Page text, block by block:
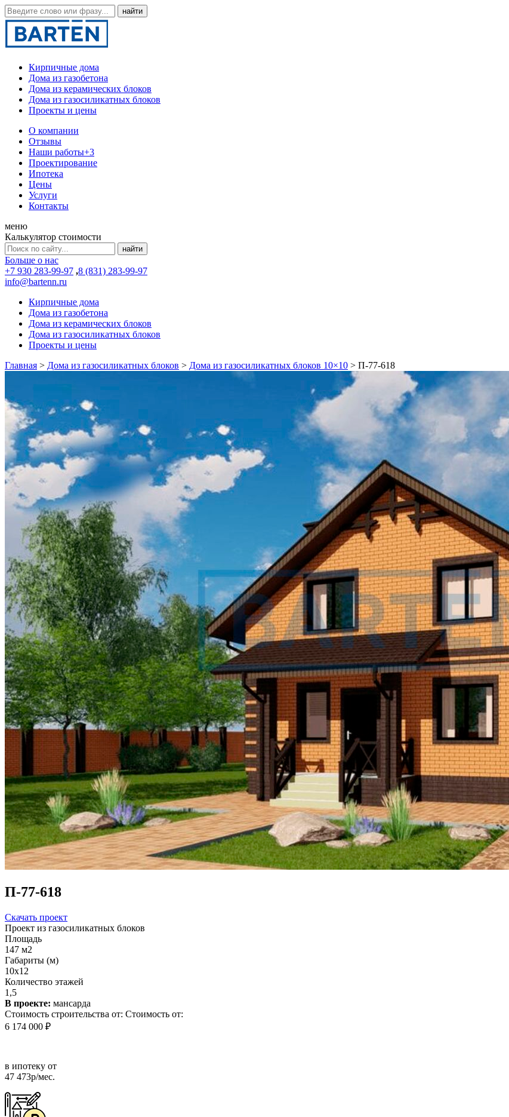
Кирпичные дома
Дома из газобетона
Дома из керамических блоков
Дома из газосиликатных блоков
Проекты и цены
О компании
Отзывы
Наши работы+3
Проектирование
Ипотека
Цены
Услуги
Контакты
меню
Калькулятор стоимости
Больше о нас
+7 930 283-99-97 ,8 (831) 283-99-97
info@bartenn.ru
Кирпичные дома
Дома из газобетона
Дома из керамических блоков
Дома из газосиликатных блоков
Проекты и цены
Главная > Дома из газосиликатных блоков > Дома из газосиликатных блоков 10×10 > П-77-618
П-77-618
Скачать проект
Проект из газосиликатных блоков
Площадь
147 м2
Габариты (м)
10x12
Количество этажей
1,5
В проекте: мансарда
Стоимость строительства от: Стоимость от:
6 174 000 ₽
в ипотеку от
47 473р/мес.